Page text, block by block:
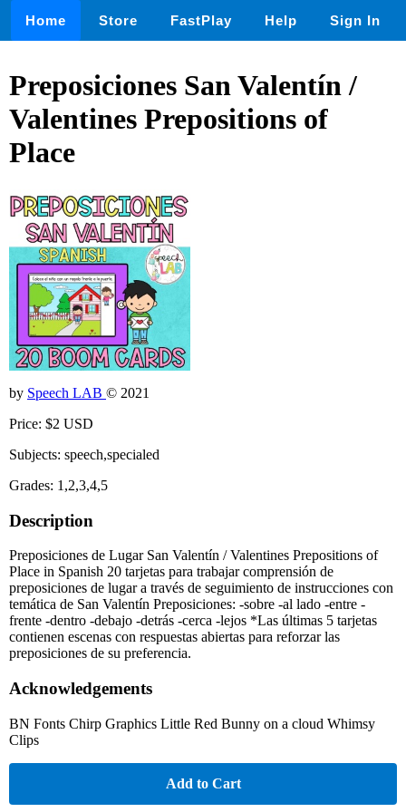
Home Store FastPlay Help Sign In
Preposiciones San Valentín /
Valentines Prepositions of
Place
by Speech LAB © 2021
Price: $2 USD
Subjects: speech,specialed
Grades: 1,2,3,4,5
Description
Preposiciones de Lugar San Valentín / Valentines Prepositions of
Place in Spanish 20 tarjetas para trabajar comprensión de
preposiciones de lugar a través de seguimiento de instrucciones con
temática de San Valentín Preposiciones: -sobre -al lado -entre -
frente -dentro -debajo -detrás -cerca -lejos *Las últimas 5 tarjetas
contienen escenas con respuestas abiertas para reforzar las
preposiciones de su preferencia.
Acknowledgements
BN Fonts Chirp Graphics Little Red Bunny on a cloud Whimsy
Clips
Add to Cart